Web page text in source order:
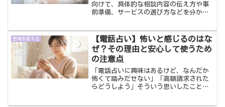
向けて、具体的な相談内容の伝え方や事
前準備、サービスの選び方などを分かり
み出せない」と感じている方の不安が解
消され、安心して最初の一歩を踏み出せ
るようになります。
思考を変える
【電話占い】怖いと感じるのはな
ぜ？その理由と安心して使うため
の注意点
「電話占いに興味はあるけど、なんだか
怖くて踏みだせない」「高額請求された
らどうしよう」そういう思いしたことあ